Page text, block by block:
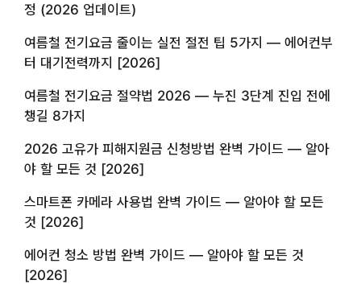
정 (2026 업데이트)
여름철 전기요금 줄이는 실전 절전 팁 5가지 — 에어컨부
터 대기전력까지 [2026]
여름철 전기요금 절약법 2026 — 누진 3단계 진입 전에
챙길 8가지
2026 고유가 피해지원금 신청방법 완벽 가이드 — 알아
야 할 모든 것 [2026]
스마트폰 카메라 사용법 완벽 가이드 — 알아야 할 모든
것 [2026]
에어컨 청소 방법 완벽 가이드 — 알아야 할 모든 것
[2026]